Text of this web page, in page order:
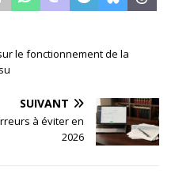
le fonctionnement de la
SUIVANT
à éviter en
2026